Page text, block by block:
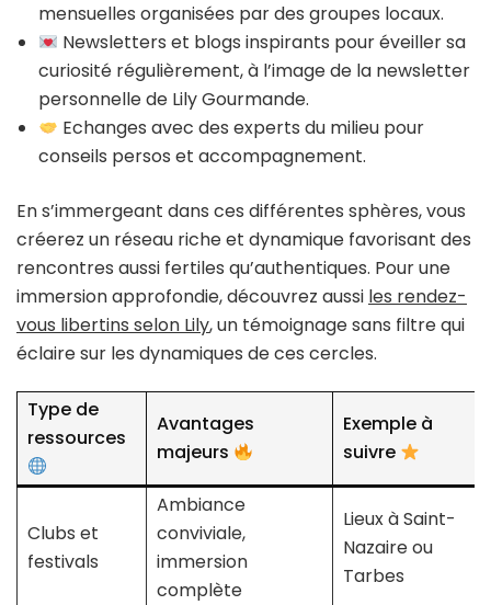
mensuelles organisées par des groupes locaux.
Newsletters et blogs inspirants pour éveiller sa
curiosité régulièrement, à l’image de la newsletter
personnelle de Lily Gourmande.
Echanges avec des experts du milieu pour
conseils persos et accompagnement.
En s’immergeant dans ces différentes sphères, vous
créerez un réseau riche et dynamique favorisant des
rencontres aussi fertiles qu’authentiques. Pour une
immersion approfondie, découvrez aussi les rendez-
vous libertins selon Lily, un témoignage sans filtre qui
éclaire sur les dynamiques de ces cercles.
Type de
ressources
Avantages
majeurs
Exemple à
suivre
Clubs et
festivals
Ambiance
conviviale,
immersion
complète
Lieux à Saint-
Nazaire ou
Tarbes